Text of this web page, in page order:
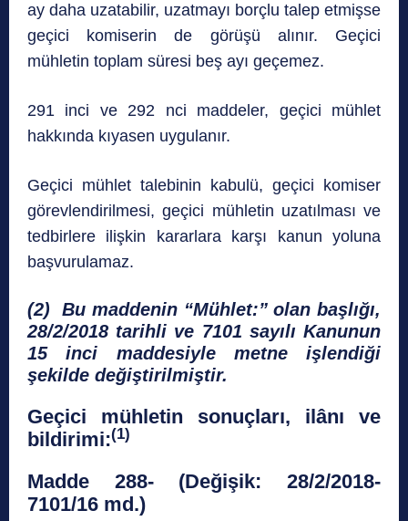
ay daha uzatabilir, uzatmayı borçlu talep etmişse
geçici komiserin de görüşü alınır. Geçici
mühletin toplam süresi beş ayı geçemez.
291 inci ve 292 nci maddeler, geçici mühlet
hakkında kıyasen uygulanır.
Geçici mühlet talebinin kabulü, geçici komiser
görevlendirilmesi, geçici mühletin uzatılması ve
tedbirlere ilişkin kararlara karşı kanun yoluna
başvurulamaz.
(2) Bu maddenin “Mühlet:” olan başlığı,
28/2/2018 tarihli ve 7101 sayılı Kanunun
15 inci maddesiyle metne işlendiği
şekilde değiştirilmiştir.
Geçici mühletin sonuçları, ilânı ve
bildirimi:(1)
Madde 288- (Değişik: 28/2/2018-
7101/16 md.)